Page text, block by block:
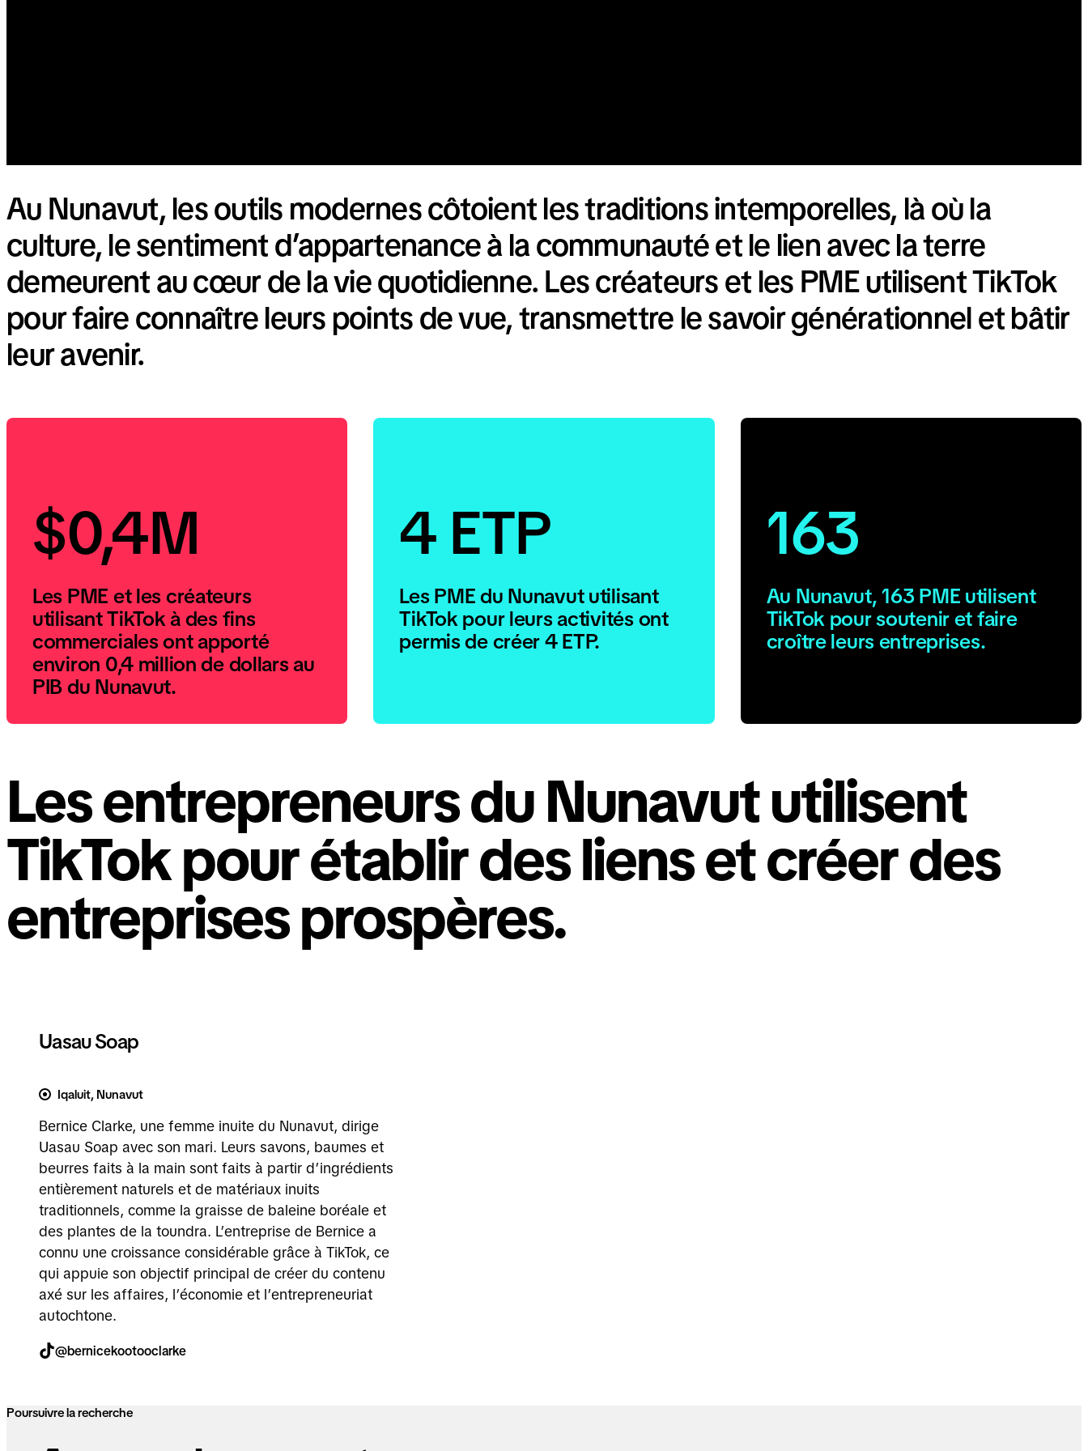
Au Nunavut, les outils modernes côtoient les traditions intemporelles, là où la
culture, le sentiment d’appartenance à la communauté et le lien avec la terre
demeurent au cœur de la vie quotidienne. Les créateurs et les PME utilisent TikTok
pour faire connaître leurs points de vue, transmettre le savoir générationnel et bâtir
leur avenir.
$0,4M
Les PME et les créateurs
utilisant TikTok à des fins
commerciales ont apporté
environ 0,4 million de dollars au
PIB du Nunavut.
4 ETP
Les PME du Nunavut utilisant
TikTok pour leurs activités ont
permis de créer 4 ETP.
163
Au Nunavut, 163 PME utilisent
TikTok pour soutenir et faire
croître leurs entreprises.
Les entrepreneurs du Nunavut utilisent
TikTok pour établir des liens et créer des
entreprises prospères.
Uasau Soap
Iqaluit, Nunavut
Bernice Clarke, une femme inuite du Nunavut, dirige
Uasau Soap avec son mari. Leurs savons, baumes et
beurres faits à la main sont faits à partir d’ingrédients
entièrement naturels et de matériaux inuits
traditionnels, comme la graisse de baleine boréale et
des plantes de la toundra. L’entreprise de Bernice a
connu une croissance considérable grâce à TikTok, ce
qui appuie son objectif principal de créer du contenu
axé sur les affaires, l’économie et l’entrepreneuriat
autochtone.
@bernicekootooclarke
Poursuivre la recherche